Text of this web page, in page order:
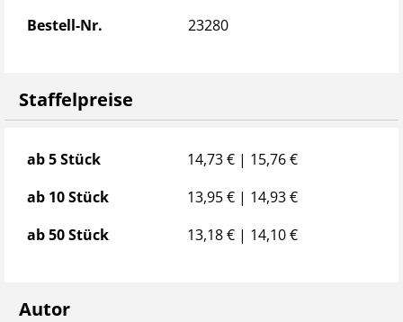
Bestell-Nr. 23280
Staffelpreise
Staffelpreise
ab 5 Stück
14,73 € | 15,76 €
ab 10 Stück
13,95 € | 14,93 €
ab 50 Stück
13,18 € | 14,10 €
Autor